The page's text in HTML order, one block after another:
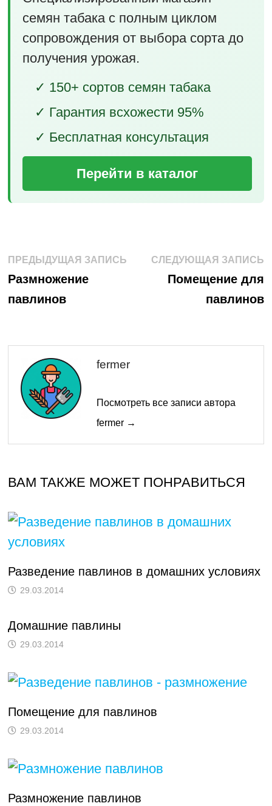
семян табака с полным циклом
сопровождения от выбора сорта до
получения урожая.
✓ 150+ сортов семян табака
✓ Гарантия всхожести 95%
✓ Бесплатная консультация
Перейти в каталог
Навигация
по
записям
ПРЕДЫДУЩАЯ ЗАПИСЬПредыдущая
запись:
Размножение
павлинов
СЛЕДУЮЩАЯ ЗАПИСЬ
Помещение для
павлинов
fermer
Посмотреть все записи автора
fermer →
ВАМ ТАКЖЕ МОЖЕТ ПОНРАВИТЬСЯ
Разведение павлинов в домашних условиях
29.03.2014
Домашние павлины
29.03.2014
Помещение для павлинов
29.03.2014
Размножение павлинов